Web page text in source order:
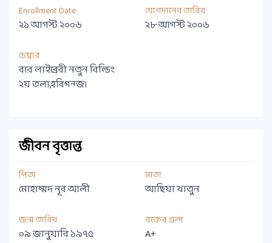
Enrollment Date
২১ আগস্ট ২০০৬
যোগদানের তারিখ
২৮ আগস্ট ২০০৬
চেম্বার
বার লাইব্রেরী নতুন বিল্ডিং
২য় তলা,হবিগন্জ।
জীবন বৃত্তান্ত
পিতা
মোহাম্মদ নূর আলী
মাতা
আছিয়া খাতুন
জন্ম তারিখ
০৯ জানুয়ারি ১৯৭৫
রক্তের গ্রুপ
A+